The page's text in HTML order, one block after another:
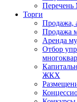
Торги
Продажа,
Продажа
Аренда
Отбор
ЖКХ